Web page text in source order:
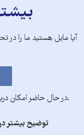
آیا مایل هستید ما را در
.در حال حاضر امکان
توضیح بیشتر